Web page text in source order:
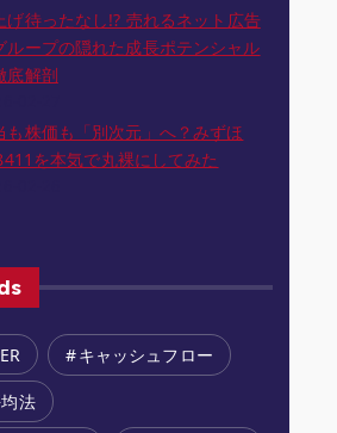
げ待ったなし!? 売れるネット広告
ループの隠れた成長ポテンシャル
底解剖
も株価も「別次元」へ？みずほ
を本気で丸裸にしてみた
キャッシュフロー
法